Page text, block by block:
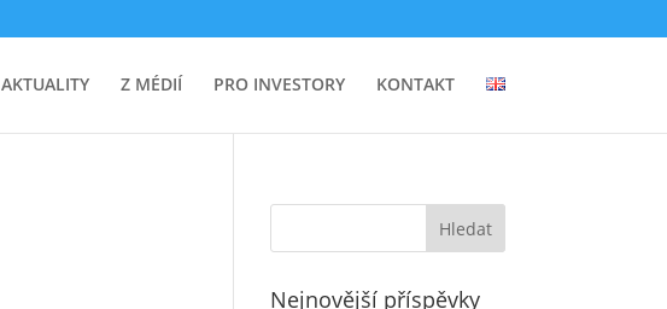
AKTUALITY Z MÉDIÍ PRO INVESTORY KONTAKT
Nejnovější příspěvky